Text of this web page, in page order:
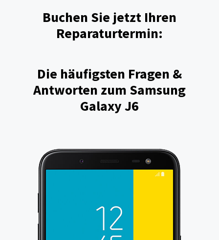
Buchen Sie jetzt Ihren
Reparaturtermin:
Die häufigsten Fragen &
Antworten zum Samsung
Galaxy J6